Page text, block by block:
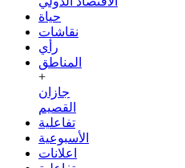
حياة
نقاشات
رأي
المناطق
+
جازان
القصيم
تفاعلية
الأسبوعية
اعلانات